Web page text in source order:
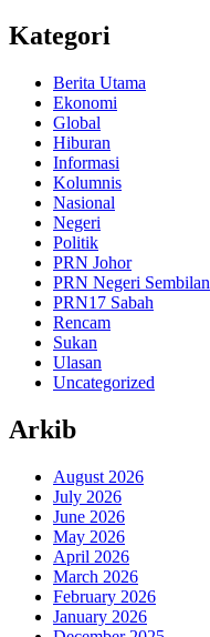
Kategori
Berita Utama
Ekonomi
Global
Hiburan
Informasi
Kolumnis
Nasional
Negeri
Politik
PRN Johor
PRN Negeri Sembilan
PRN17 Sabah
Rencam
Sukan
Ulasan
Uncategorized
Arkib
August 2026
July 2026
June 2026
May 2026
April 2026
March 2026
February 2026
January 2026